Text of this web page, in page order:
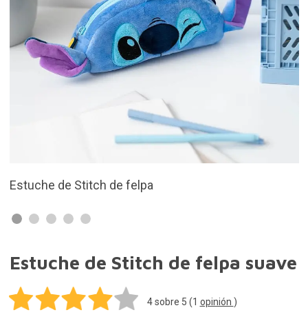
Es muy suave
Estuche de Stitch de felpa suave
4sobre 5 (1 opinión )